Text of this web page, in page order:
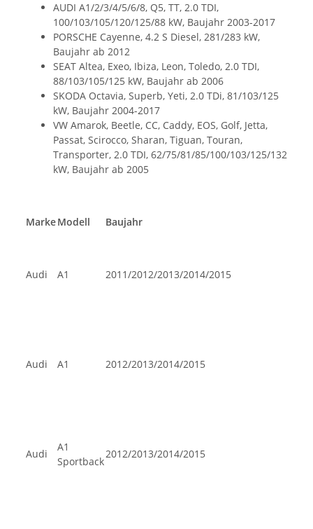
AUDI A1/2/3/4/5/6/8, Q5, TT, 2.0 TDI,
100/103/105/120/125/88 kW, Baujahr 2003-2017
PORSCHE Cayenne, 4.2 S Diesel, 281/283 kW,
Baujahr ab 2012
SEAT Altea, Exeo, Ibiza, Leon, Toledo, 2.0 TDI,
88/103/105/125 kW, Baujahr ab 2006
SKODA Octavia, Superb, Yeti, 2.0 TDi, 81/103/125
kW, Baujahr 2004-2017
VW Amarok, Beetle, CC, Caddy, EOS, Golf, Jetta,
Passat, Scirocco, Sharan, Tiguan, Touran,
Transporter, 2.0 TDI, 62/75/81/85/100/103/125/132
kW, Baujahr ab 2005
MarkeModell Baujahr
Audi A1 2011/2012/2013/2014/2015
Audi A1 2012/2013/2014/2015
Audi
A1
Sportback
2012/2013/2014/2015